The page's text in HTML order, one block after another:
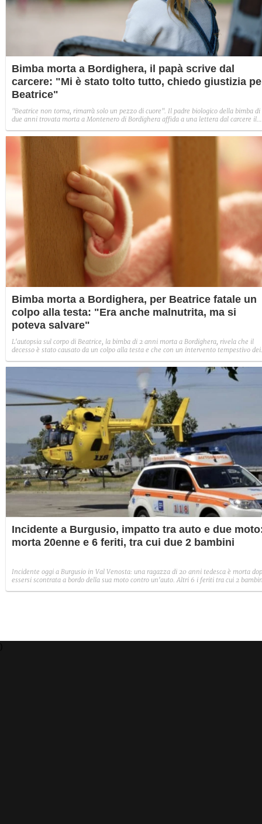
Bimba morta a Bordighera, il papà scrive dal
carcere: "Mi è stato tolto tutto, chiedo giustizia
Beatrice"
"Beatrice non torna, rimarrà solo un pezzo di cuore". Il padre biologico della bimba di
due anni trovata morta a Montenero di Bordighera affida a una lettera dal carcere il
Gaia e Ginevra.
Bimba morta a Bordighera, per Beatrice fatale un
colpo alla testa: "Era anche malnutrita, ma si
poteva salvare"
L'autopsia sul corpo di Beatrice, la bimba di 2 anni morta a Bordighera, rivela che il
decesso è stato causato da un colpo alla testa e che con un intervento tempestivo dei
decesso madre e compagno.
Incidente a Burgusio, impatto tra auto e due
morta 20enne e 6 feriti, tra cui due 2 bambini
Incidente oggi a Burgusio in Val Venosta: una ragazza di 20 anni tedesca è morta
essersi scontrata a bordo della sua moto contro un'auto. Altri 6 i feriti tra cui 2